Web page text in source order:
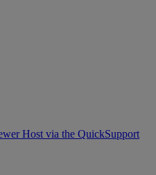
Host via the QuickSupport